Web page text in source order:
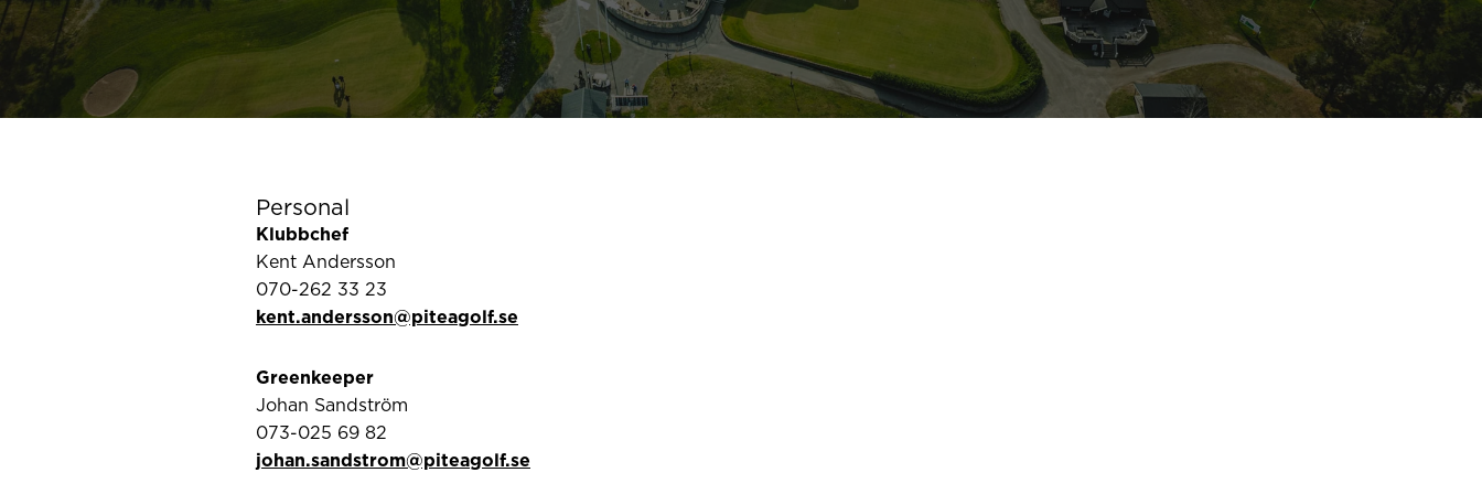
Personal
Klubbchef
Kent Andersson
070-262 33 23
kent.andersson@piteagolf.se
Greenkeeper
Johan Sandström
073-025 69 82
johan.sandstrom@piteagolf.se